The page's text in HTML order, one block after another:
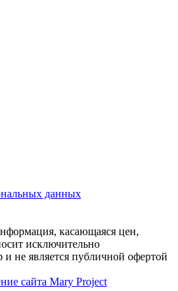
данных
касающаяся цен,
исключительно
не является публичной офертой
сайта Mary Project